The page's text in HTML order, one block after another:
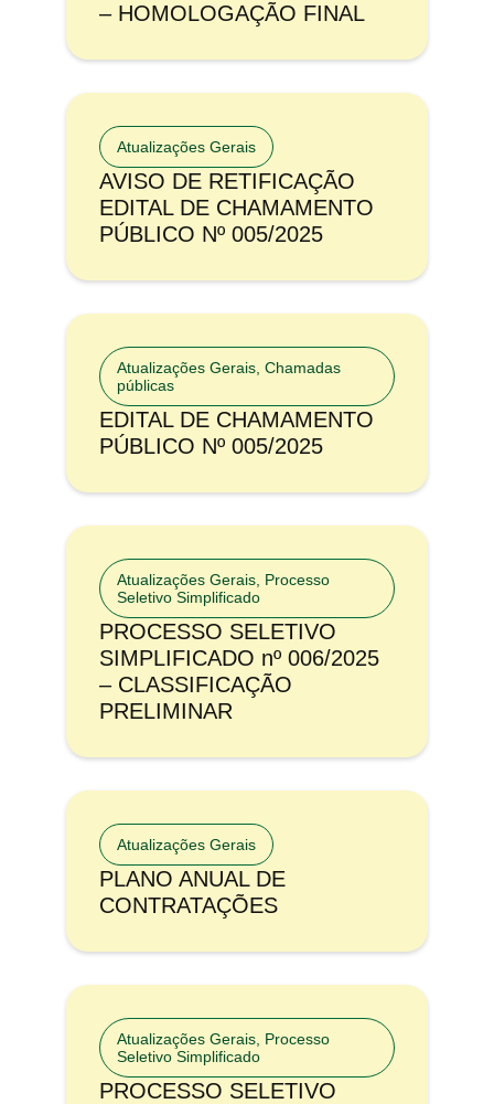
– HOMOLOGAÇÃO FINAL
Atualizações Gerais
AVISO DE RETIFICAÇÃO
EDITAL DE CHAMAMENTO
PÚBLICO Nº 005/2025
Atualizações Gerais Chamadas
públicas
EDITAL DE CHAMAMENTO
PÚBLICO Nº 005/2025
Atualizações Gerais Processo
Seletivo Simplificado
PROCESSO SELETIVO
SIMPLIFICADO nº 006/2025
– CLASSIFICAÇÃO
PRELIMINAR
Atualizações Gerais
PLANO ANUAL DE
CONTRATAÇÕES
Atualizações Gerais Processo
Seletivo Simplificado
PROCESSO SELETIVO